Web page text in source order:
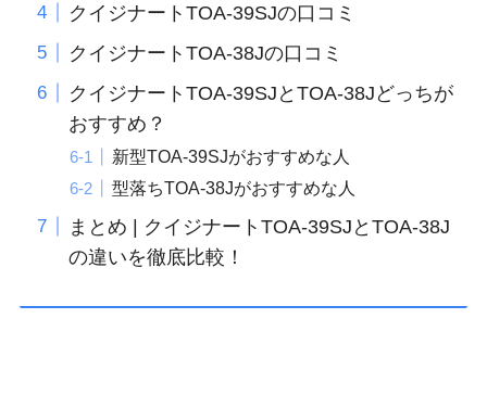
クイジナートTOA-39SJの口コミ
クイジナートTOA-38Jの口コミ
クイジナートTOA-39SJとTOA-38Jどっちが
おすすめ？
新型TOA-39SJがおすすめな人
型落ちTOA-38Jがおすすめな人
まとめ | クイジナートTOA-39SJとTOA-38J
の違いを徹底比較！